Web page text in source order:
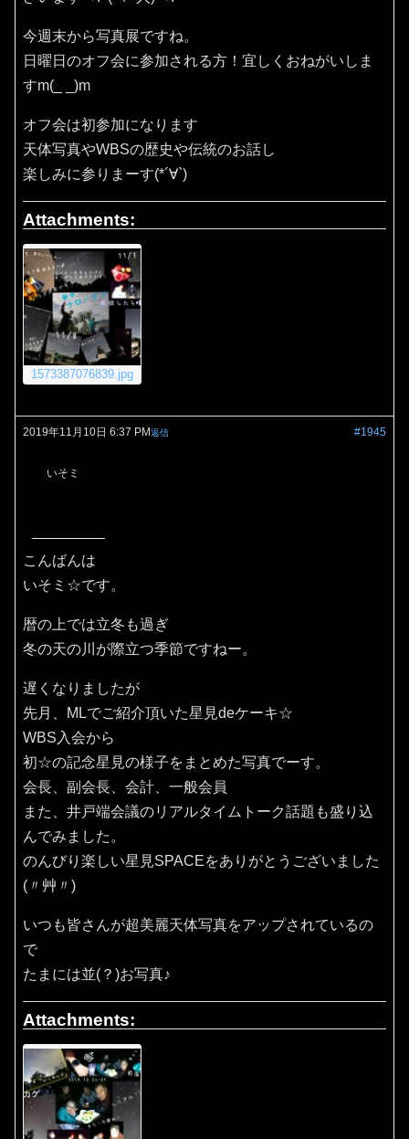
今週末から写真展ですね。
日曜日のオフ会に参加される方！宜しくおねがいしま
すm(_ _)m
オフ会は初参加になります
天体写真やWBSの歴史や伝統のお話し
楽しみに参りまーす(*´∀`)
Attachments:
1573387076839.jpg
2019年11月10日 6:37 PM #1945
返信
いそミ
こんばんは
いそミ☆です。
暦の上では立冬も過ぎ
冬の天の川が際立つ季節ですねー。
遅くなりましたが
先月、MLでご紹介頂いた星見deケーキ☆
WBS入会から
初☆の記念星見の様子をまとめた写真でーす。
会長、副会長、会計、一般会員
また、井戸端会議のリアルタイムトーク話題も盛り込
んでみました。
のんびり楽しい星見SPACEをありがとうございました
(〃艸〃)
いつも皆さんが超美麗天体写真をアップされているの
で
たまには並(？)お写真♪
Attachments: